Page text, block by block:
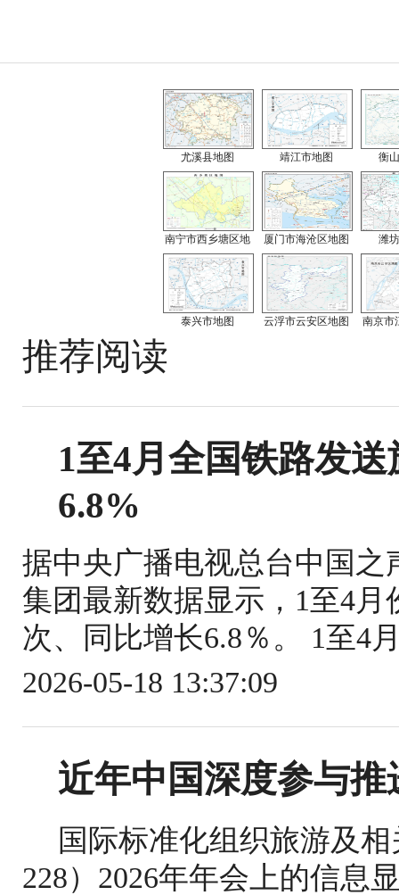
尤溪县地图 靖江市地图 衡
南宁市西乡塘区地 厦门市海沧区地图 潍
泰兴市地图 云浮市云安区地图 南京市
推荐阅读
1至4月全国铁路发
6.8%
据中央广播电视总台中国
集团最新数据显示，1至4月
次、同比增长6.8％。 1至4
2026-05-18 13:37:09
近年中国深度参与
国际标准化组织旅游及
228）2026年年会上的信息